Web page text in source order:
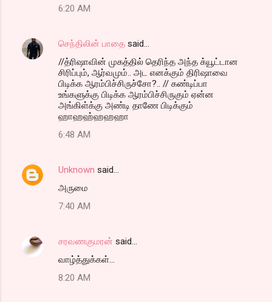
6:20 AM
செந்திலின் பாதை said…
//த்ரிஷாவின் முகத்தில் தெரிந்த அந்த க்யூட்டான
சிரிப்பும், ஆர்வமும்.. அட எனக்கும் திரிஷாவை
பிடிக்க ஆரம்பிச்சிருச்சோ?.. // கண்டிப்பா
உங்களுக்கு பிடிக்க ஆரம்பிச்சிருகும் ஏன்ன
அங்கிள்க்கு அண்டி தாணே பிடிக்கும்
ஹாஹஹ்ஹஹஹா
6:48 AM
Unknown said…
அருமை
7:40 AM
சரவணகுமரன் said…
வாழ்த்துக்கள்...
8:20 AM